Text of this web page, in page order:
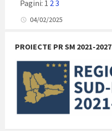
Pagini: 1 2 3
04/02/2025
PROIECTE PR SM 2021-2027